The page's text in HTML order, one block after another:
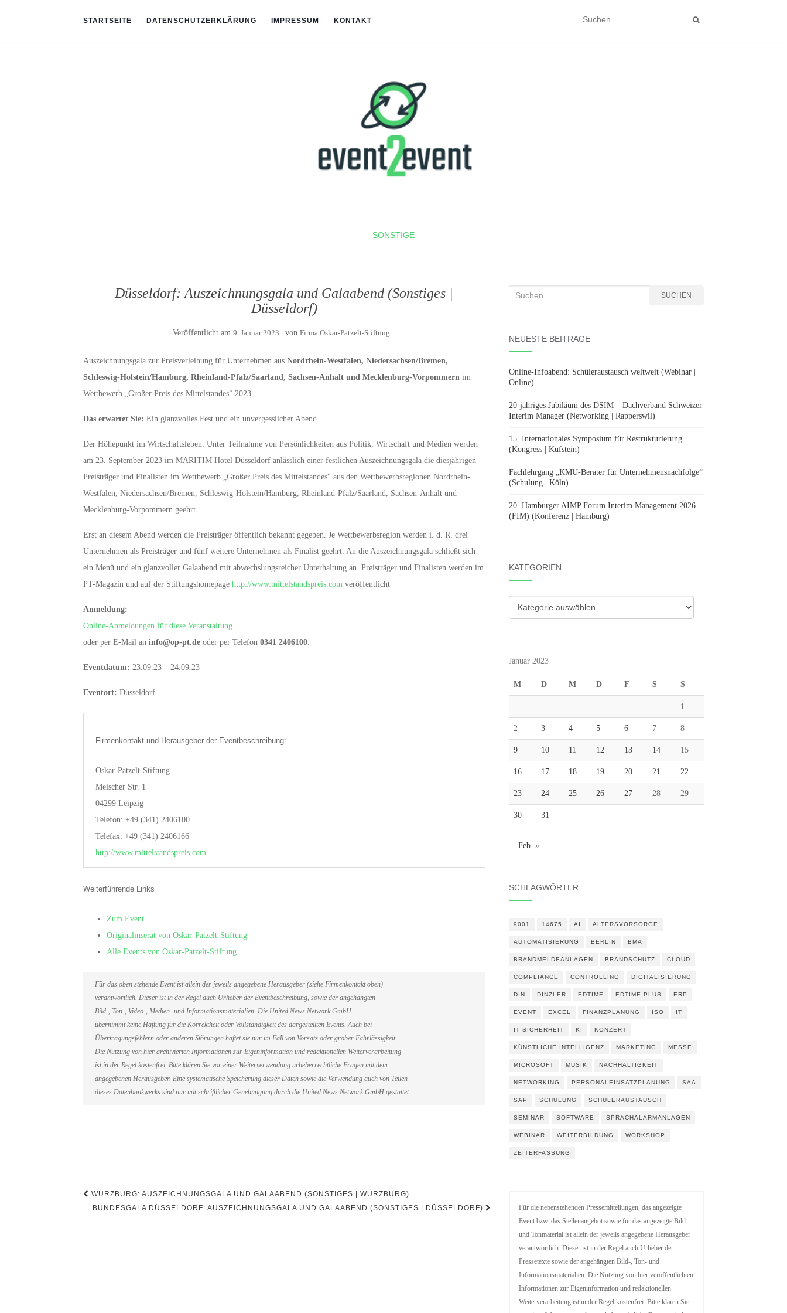
STARTSEITE DATENSCHUTZERKLÄRUNG IMPRESSUM KONTAKT
SONSTIGE
Düsseldorf: Auszeichnungsgala und Galaabend (Sonstiges |
Düsseldorf)
Veröffentlicht am 9. Januar 2023 von Firma Oskar-Patzelt-Stiftung
Auszeichnungsgala zur Preisverleihung für Unternehmen aus Nordrhein-Westfalen, Niedersachsen/Bremen,
Schleswig-Holstein/Hamburg, Rheinland-Pfalz/Saarland, Sachsen-Anhalt und Mecklenburg-Vorpommern im
Wettbewerb „Großer Preis des Mittelstandes“ 2023.
Das erwartet Sie: Ein glanzvolles Fest und ein unvergesslicher Abend
Der Höhepunkt im Wirtschaftsleben: Unter Teilnahme von Persönlichkeiten aus Politik, Wirtschaft und Medien werden
am 23. September 2023 im MARITIM Hotel Düsseldorf anlässlich einer festlichen Auszeichnungsgala die diesjährigen
Preisträger und Finalisten im Wettbewerb „Großer Preis des Mittelstandes“ aus den Wettbewerbsregionen Nordrhein-
Westfalen, Niedersachsen/Bremen, Schleswig-Holstein/Hamburg, Rheinland-Pfalz/Saarland, Sachsen-Anhalt und
Mecklenburg-Vorpommern geehrt.
Erst an diesem Abend werden die Preisträger öffentlich bekannt gegeben. Je Wettbewerbsregion werden i. d. R. drei
Unternehmen als Preisträger und fünf weitere Unternehmen als Finalist geehrt. An die Auszeichnungsgala schließt sich
ein Menü und ein glanzvoller Galaabend mit abwechslungsreicher Unterhaltung an. Preisträger und Finalisten werden im
PT-Magazin und auf der Stiftungshomepage http://www.mittelstandspreis.com veröffentlicht
Anmeldung:
Online-Anmeldungen für diese Veranstaltung
oder per E-Mail an info@op-pt.de oder per Telefon 0341 2406100.
Eventdatum: 23.09.23 – 24.09.23
Eventort: Düsseldorf
Firmenkontakt und Herausgeber der Eventbeschreibung:
Oskar-Patzelt-Stiftung
Melscher Str. 1
04299 Leipzig
Telefon: +49 (341) 2406100
Telefax: +49 (341) 2406166
http://www.mittelstandspreis.com
Weiterführende Links
Zum Event
Originalinserat von Oskar-Patzelt-Stiftung
Alle Events von Oskar-Patzelt-Stiftung
Für das oben stehende Event ist allein der jeweils angegebene Herausgeber (siehe Firmenkontakt oben)
verantwortlich. Dieser ist in der Regel auch Urheber der Eventbeschreibung, sowie der angehängten
Bild-, Ton-, Video-, Medien- und Informationsmaterialien. Die United News Network GmbH
übernimmt keine Haftung für die Korrektheit oder Vollständigkeit des dargestellten Events. Auch bei
Übertragungsfehlern oder anderen Störungen haftet sie nur im Fall von Vorsatz oder grober Fahrlässigkeit.
Die Nutzung von hier archivierten Informationen zur Eigeninformation und redaktionellen Weiterverarbeitung
ist in der Regel kostenfrei. Bitte klären Sie vor einer Weiterverwendung urheberrechtliche Fragen mit dem
angegebenen Herausgeber. Eine systematische Speicherung dieser Daten sowie die Verwendung auch von Teilen
dieses Datenbankwerks sind nur mit schriftlicher Genehmigung durch die United News Network GmbH gestattet
Beitragsnavigation
WÜRZBURG: AUSZEICHNUNGSGALA UND GALAABEND (SONSTIGES | WÜRZBURG)
BUNDESGALA DÜSSELDORF: AUSZEICHNUNGSGALA UND GALAABEND (SONSTIGES | DÜSSELDORF)
Suchen
SUCHEN
NEUESTE BEITRÄGE
Online-Infoabend: Schüleraustausch weltweit (Webinar |
Online)
20-jähriges Jubiläum des DSIM – Dachverband Schweizer
Interim Manager (Networking | Rapperswil)
15. Internationales Symposium für Restrukturierung
(Kongress | Kufstein)
Fachlehrgang „KMU-Berater für Unternehmensnachfolge“
(Schulung | Köln)
20. Hamburger AIMP Forum Interim Management 2026
(FIM) (Konferenz | Hamburg)
KATEGORIEN
Kategorien
Januar 2023
M D M D F S S
1
2 3 4 5 6 7 8
9 10 11 12 13 14 15
16 17 18 19 20 21 22
23 24 25 26 27 28 29
30 31
Feb. »
SCHLAGWÖRTER
9001 14675 AI ALTERSVORSORGE
AUTOMATISIERUNG BERLIN BMA
BRANDMELDEANLAGEN BRANDSCHUTZ CLOUD
COMPLIANCE CONTROLLING DIGITALISIERUNG
DIN DINZLER EDTIME EDTIME PLUS ERP
EVENT EXCEL FINANZPLANUNG ISO IT
IT SICHERHEIT KI KONZERT
KÜNSTLICHE INTELLIGENZ MARKETING MESSE
MICROSOFT MUSIK NACHHALTIGKEIT
NETWORKING PERSONALEINSATZPLANUNG SAA
SAP SCHULUNG SCHÜLERAUSTAUSCH
SEMINAR SOFTWARE SPRACHALARMANLAGEN
WEBINAR WEITERBILDUNG WORKSHOP
ZEITERFASSUNG
Für die nebenstehenden Pressemitteilungen, das angezeigte
Event bzw. das Stellenangebot sowie für das angezeigte Bild-
und Tonmaterial ist allein der jeweils angegebene Herausgeber
verantwortlich. Dieser ist in der Regel auch Urheber der
Pressetexte sowie der angehängten Bild-, Ton- und
Informationsmaterialien. Die Nutzung von hier veröffentlichten
Informationen zur Eigeninformation und redaktionellen
Weiterverarbeitung ist in der Regel kostenfrei. Bitte klären Sie